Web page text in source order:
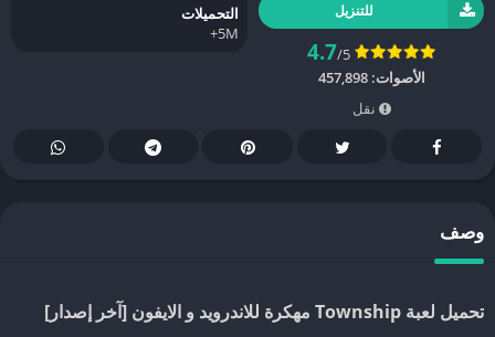
للتنزيل
4.7/5
الأصوات:457,898
نقل
التحميلات
5M+
وصف
تحميل لعبة Township مهكرة للاندرويد و الايفون [آخر إصدار]